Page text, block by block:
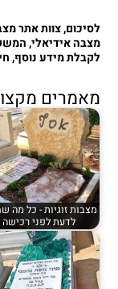
לסיכום, צוות אתר
מצבה אידיאלי,
לקבלת מידע נוסף,
מאמרים
מצבות זוגיות - כל מה
לדעת לפני רכישה